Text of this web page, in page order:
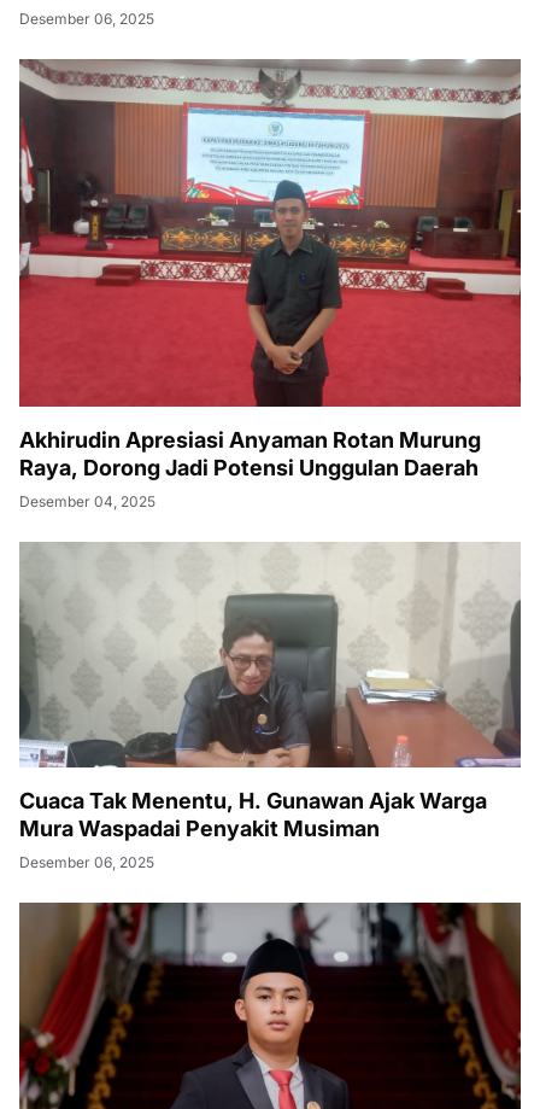
Desember 06, 2025
Akhirudin Apresiasi Anyaman Rotan Murung
Raya, Dorong Jadi Potensi Unggulan Daerah
Desember 04, 2025
Cuaca Tak Menentu, H. Gunawan Ajak Warga
Mura Waspadai Penyakit Musiman
Desember 06, 2025